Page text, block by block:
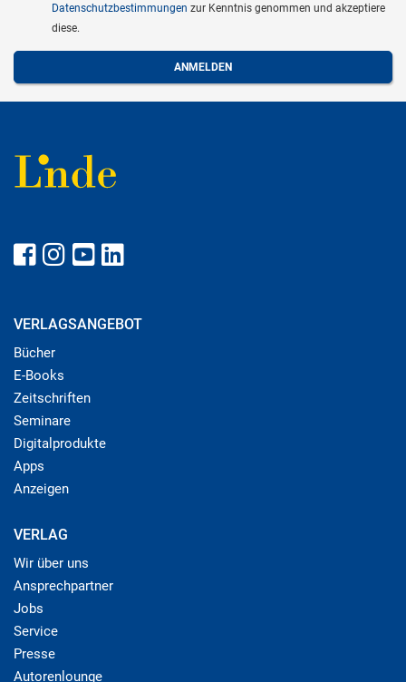
Datenschutzbestimmungen zur Kenntnis genommen und akzeptiere
diese.
VERLAGSANGEBOT
Bücher
E-Books
Zeitschriften
Seminare
Digitalprodukte
Apps
Anzeigen
VERLAG
Wir über uns
Ansprechpartner
Jobs
Service
Presse
Autorenlounge